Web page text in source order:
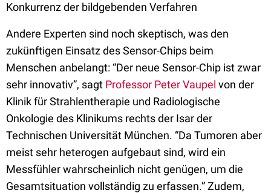
Konkurrenz der bildgebenden Verfahren
Andere Experten sind noch skeptisch, was den
zukünftigen Einsatz des Sensor-Chips beim
Menschen anbelangt: “Der neue Sensor-Chip ist zwar
sehr innovativ”, sagt Professor Peter Vaupel von der
Klinik für Strahlentherapie und Radiologische
Onkologie des Klinikums rechts der Isar der
Technischen Universität München. “Da Tumoren aber
meist sehr heterogen aufgebaut sind, wird ein
Messfühler wahrscheinlich nicht genügen, um die
Gesamtsituation vollständig zu erfassen.” Zudem,